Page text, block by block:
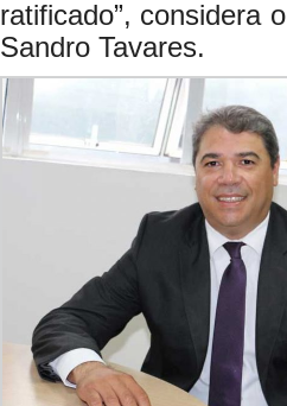
ratificado”, considera
Sandro Tavares.